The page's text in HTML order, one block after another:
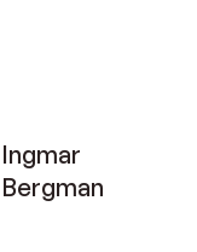
Ingmar
Bergman